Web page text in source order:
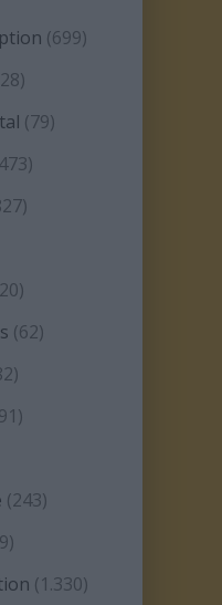
(699)
(79)
(62)
(243)
(1.330)